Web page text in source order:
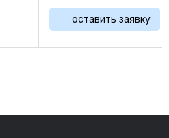
оставить